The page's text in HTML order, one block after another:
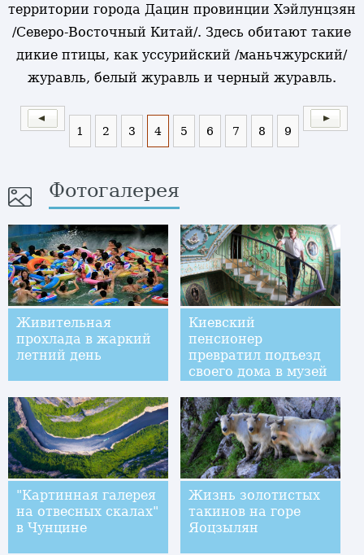
территории города Дацин провинции Хэйлунцзян
/Северо-Восточный Китай/. Здесь обитают такие
дикие птицы, как уссурийский /маньчжурский/
журавль, белый журавль и черный журавль.
1 2 3 4 5 6 7 8 9
Фотогалерея
Живительная
прохлада в жаркий
летний день
Киевский
пенсионер
превратил подъезд
своего дома в музей
"Картинная галерея
на отвесных скалах"
в Чунцине
Жизнь золотистых
такинов на горе
Яоцзылян